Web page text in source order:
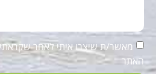
מאשר/ת שיצרו איתי לאחר
האתר